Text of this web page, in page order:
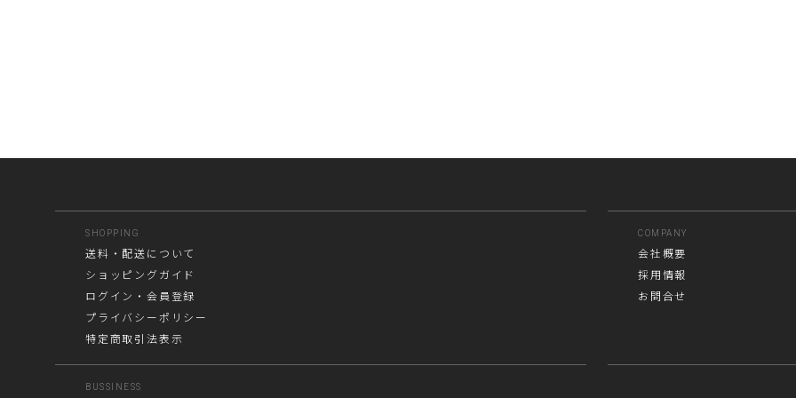
SHOPPING
送料・配送について
ショッピングガイド
ログイン・会員登録
プライバシーポリシー
特定商取引法表示
BUSSINESS
COMPANY
会社概要
採用情報
お問合せ